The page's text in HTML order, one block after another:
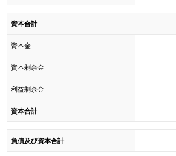
資本合計
資本金
資本剰余金
利益剰余金
資本合計
負債及び資本合計